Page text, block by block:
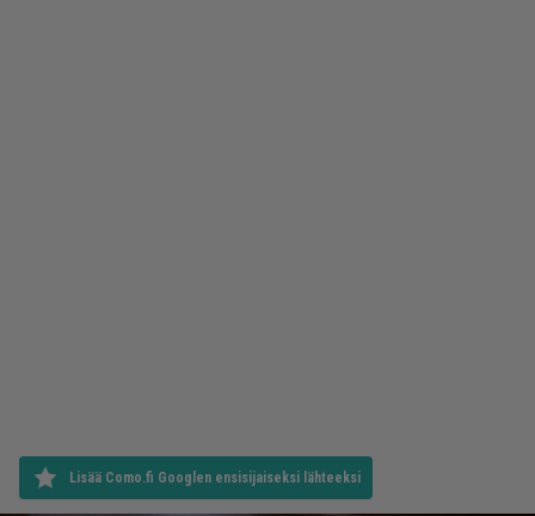
Lisää Como.fi Googlen ensisijaiseksi lähteeksi